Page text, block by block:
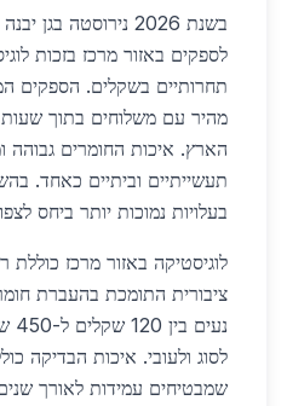
בשנת 2026 נירוסטה
לספקים באזור מרכז בזכות
תחרותיים בשקלים. הספקים
מהיר עם משלוחים בתוך שעות
הארץ. איכות החומרים גבוהה
תעשייתיים וביתיים כאחד.
בעלויות נמוכות יותר ביחס
לוגיסטיקה באזור מרכז
ציבורית התומכת בהעברת
שמבטיחים עמידות לאורך